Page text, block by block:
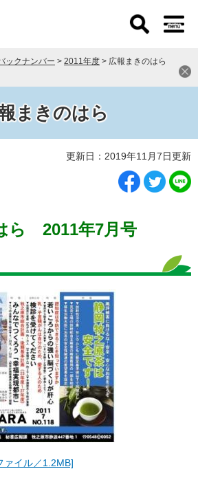
ックナンバー > 2011年度 > 広報まきのはら
まきのはら
更新日：2019年11月7日更新
ら 2011年7月号
ァイル／1.2MB]